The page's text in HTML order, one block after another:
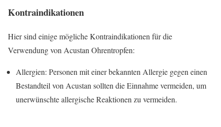
Kontraindikationen
Hier sind einige mögliche Kontraindikationen für die
Verwendung von Acustan Ohrentropfen:
Allergien: Personen mit einer bekannten Allergie gegen einen
Bestandteil von Acustan sollten die Einnahme vermeiden, um
unerwünschte allergische Reaktionen zu vermeiden.